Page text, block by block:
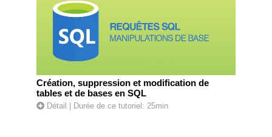
Création, suppression et modification de
tables et de bases en SQL
Détail | Durée de ce tutoriel: 25min